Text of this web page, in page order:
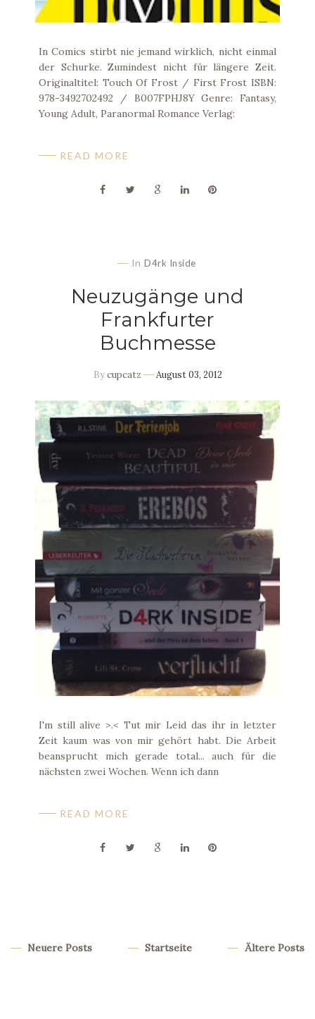
In Comics stirbt nie jemand wirklich, nicht einmal
der Schurke. Zumindest nicht für längere Zeit.
Originaltitel: Touch Of Frost / First Frost ISBN:
978-3492702492 / B007FPHJ8Y Genre: Fantasy,
Young Adult, Paranormal Romance Verlag:
READ MORE
In D4rk Inside
Neuzugänge und
Frankfurter
Buchmesse
Bycupcatz August 03, 2012
I'm still alive >.< Tut mir Leid das ihr in letzter
Zeit kaum was von mir gehört habt. Die Arbeit
beansprucht mich gerade total... auch für die
nächsten zwei Wochen. Wenn ich dann
READ MORE
Neuere Posts Ältere Posts
Startseite